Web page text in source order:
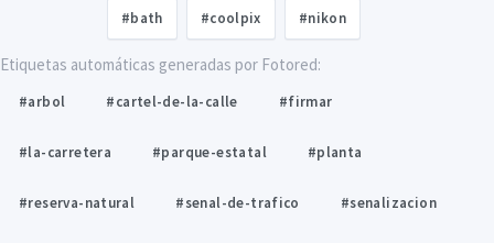
#bath #coolpix #nikon
Etiquetas automáticas generadas por Fotored:
#arbol #cartel-de-la-calle #firmar
#la-carretera #parque-estatal #planta
#reserva-natural #senal-de-trafico #senalizacion